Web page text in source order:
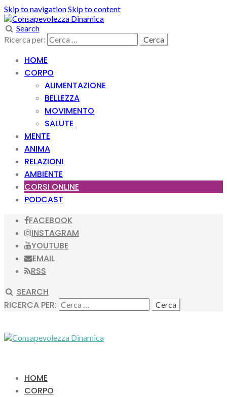
Skip to navigationSkip to content
Search
Ricerca per:
HOME
CORPO
ALIMENTAZIONE
BELLEZZA
MOVIMENTO
SALUTE
MENTE
ANIMA
RELAZIONI
AMBIENTE
CORSI ONLINE
PODCAST
FACEBOOK
INSTAGRAM
YOUTUBE
EMAIL
RSS
SEARCH
RICERCA PER:
HOME
CORPO